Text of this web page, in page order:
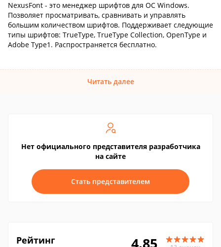
NexusFont - это менеджер шрифтов для ОС Windows.
Позволяет просматривать, сравнивать и управлять
большим количеством шрифтов. Поддерживает следующие
типы шрифтов: TrueType, TrueType Collection, OpenType и
Adobe Type1. Распространяется бесплатно.
Читать далее
Нет официального представителя разработчика
на сайте
Стать представителем
Рейтинг 4.85